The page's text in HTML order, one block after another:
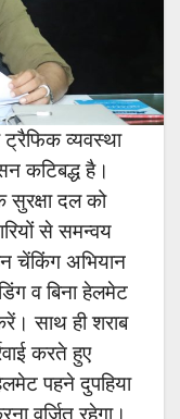
व्यवस्था
कटिबद्ध है।
दल को
से समन्वय
चेंकिंग अभियान
व बिना हेलमेट
साथ ही शराब
करते हुए
पहने दुपहिया